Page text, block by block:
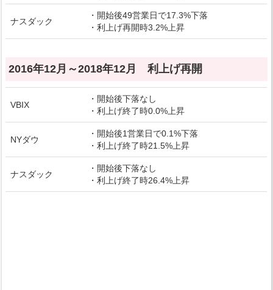
ナスダック
・開始後49営業日で17.3%下落
・利上げ再開時3.2%上昇
2016年12月～2018年12月 利上げ再開
VBIX
・開始後下落なし
・利上げ終了時0.0%上昇
NYダウ
・開始後1営業日で0.1%下落
・利上げ終了時21.5%上昇
ナスダック
・開始後下落なし
・利上げ終了時26.4%上昇